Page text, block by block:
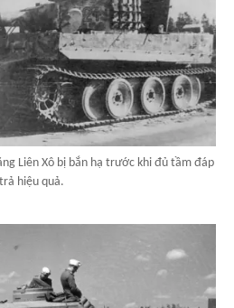
Liên Xô bị bắn hạ trước khi đủ tầm đáp
trả hiệu quả.